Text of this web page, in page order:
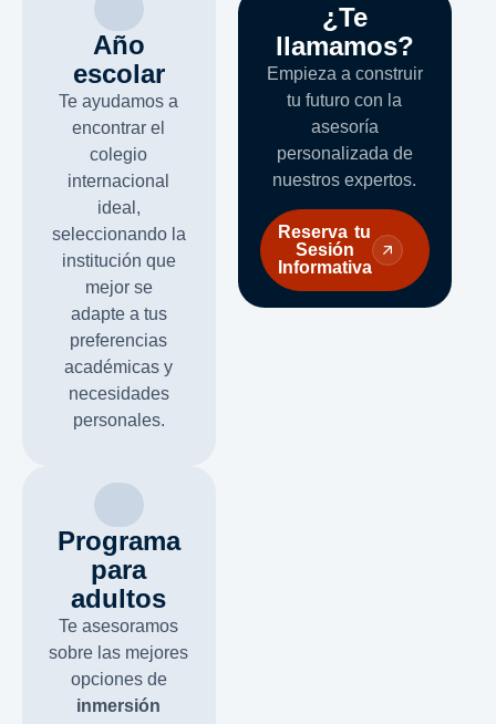
Año
escolar
Te ayudamos a
encontrar el
colegio
internacional
ideal,
seleccionando la
institución que
mejor se
adapte a tus
preferencias
académicas y
necesidades
personales.
Programa
para
adultos
Te asesoramos
sobre las mejores
opciones de
inmersión
¿Te
llamamos?
Empieza a construir
tu futuro con la
asesoría
personalizada de
nuestros expertos.
Reserva tu
Sesión
Informativa